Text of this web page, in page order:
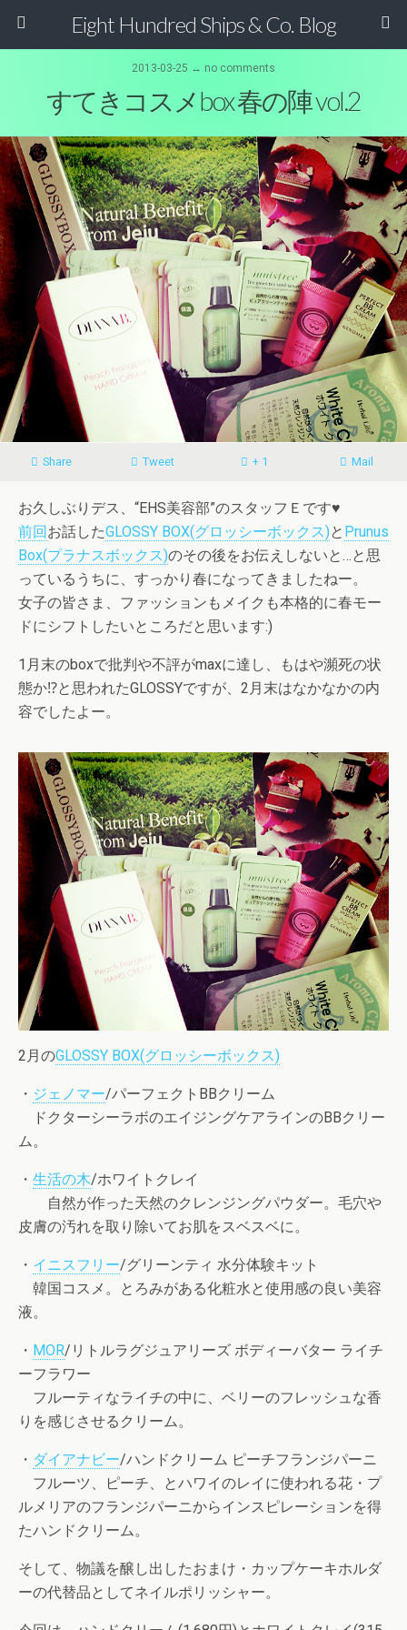
Eight Hundred Ships & Co. Blog
2013-03-25 ↔ no comments
すてきコスメbox 春の陣 vol.2
Share Tweet + 1 Mail
お久しぶりデス、“EHS美容部”のスタッフＥです♥
前回お話したGLOSSY BOX(グロッシーボックス)と Prunus
Box(プラナスボックス)のその後をお伝えしないと…と思
っているうちに、すっかり春になってきましたねー。
女子の皆さま、ファッションもメイクも本格的に春モー
ドにシフトしたいところだと思います:)
1月末のboxで批判や不評がmaxに達し、もはや瀕死の状
態か⁉と思われたGLOSSYですが、2月末はなかなかの内
容でしたよー。
2月のGLOSSY BOX(グロッシーボックス)
・ ジェノマー/パーフェクトBBクリーム
ドクターシーラボのエイジングケアラインのBBクリー
ム。
・ 生活の木/ホワイトクレイ
自然が作った天然のクレンジングパウダー。毛穴や
皮膚の汚れを取り除いてお肌をスベスベに。
・ イニスフリー/グリーンティ 水分体験キット
韓国コスメ。とろみがある化粧水と使用感の良い美容
液。
・ MOR/リトルラグジュアリーズ ボディーバター ライチ
ーフラワー
フルーティなライチの中に、ベリーのフレッシュな香
りを感じさせるクリーム。
・ ダイアナビー/ハンドクリーム ピーチフランジパーニ
フルーツ、ピーチ、とハワイのレイに使われる花・プ
ルメリアのフランジパーニからインスピレーションを得
たハンドクリーム。
そして、物議を醸し出したおまけ・カップケーキホルダ
ーの代替品としてネイルポリッシャー。